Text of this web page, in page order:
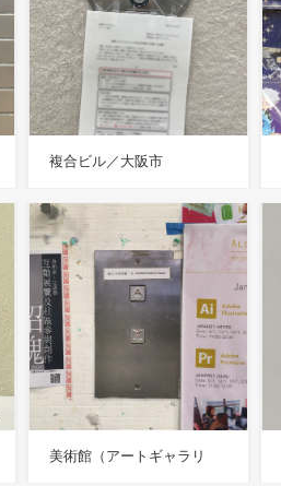
複合ビル／大阪市
美術館（アートギャラリ